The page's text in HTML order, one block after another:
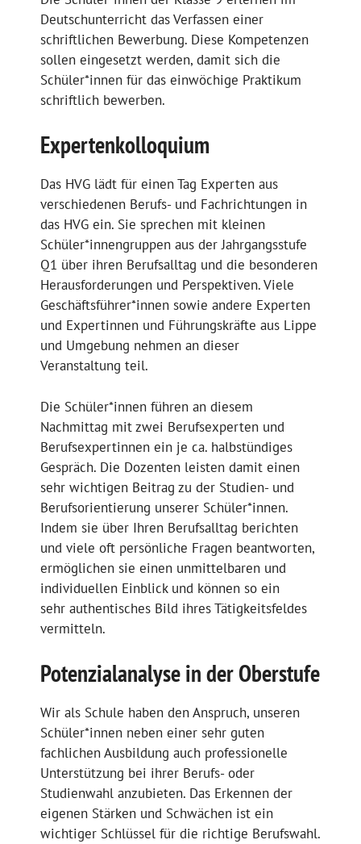
Deutschunterricht das Verfassen einer
schriftlichen Bewerbung. Diese Kompetenzen
sollen eingesetzt werden, damit sich die
Schüler*innen für das einwöchige Praktikum
schriftlich bewerben.
Expertenkolloquium
Das HVG lädt für einen Tag Experten aus
verschiedenen Berufs- und Fachrichtungen in
das HVG ein. Sie sprechen mit kleinen
Schüler*innengruppen aus der Jahrgangsstufe
Q1 über ihren Berufsalltag und die besonderen
Herausforderungen und Perspektiven. Viele
Geschäftsführer*innen sowie andere Experten
und Expertinnen und Führungskräfte aus Lippe
und Umgebung nehmen an dieser
Veranstaltung teil.
Die Schüler*innen führen an diesem
Nachmittag mit zwei Berufsexperten und
Berufsexpertinnen ein je ca. halbstündiges
Gespräch. Die Dozenten leisten damit einen
sehr wichtigen Beitrag zu der Studien- und
Berufsorientierung unserer Schüler*innen.
Indem sie über Ihren Berufsalltag berichten
und viele oft persönliche Fragen beantworten,
ermöglichen sie einen unmittelbaren und
individuellen Einblick und können so ein
sehr authentisches Bild ihres Tätigkeitsfeldes
vermitteln.
Potenzialanalyse in der Oberstufe
Wir als Schule haben den Anspruch, unseren
Schüler*innen neben einer sehr guten
fachlichen Ausbildung auch professionelle
Unterstützung bei ihrer Berufs- oder
Studienwahl anzubieten. Das Erkennen der
eigenen Stärken und Schwächen ist ein
wichtiger Schlüssel für die richtige Berufswahl.